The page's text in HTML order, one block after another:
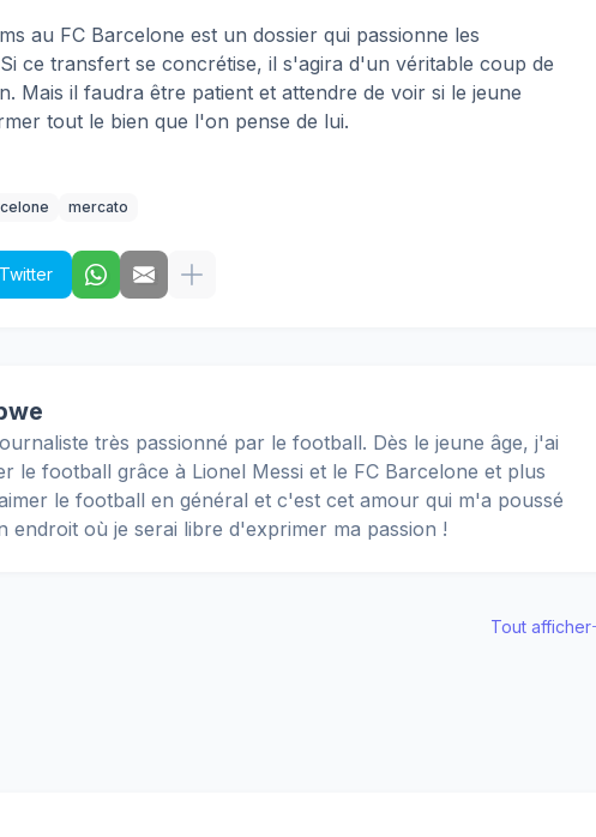
au FC Barcelone est un dossier qui passionne les
ce transfert se concrétise, il s'agira d'un véritable coup de
Mais il faudra être patient et attendre de voir si le jeune
tout le bien que l'on pense de lui.
mercato
Twitter
très passionné par le football. Dès le jeune âge, j'ai
le football grâce à Lionel Messi et le FC Barcelone et plus
le football en général et c'est cet amour qui m'a poussé
endroit où je serai libre d'exprimer ma passion !
Tout afficher